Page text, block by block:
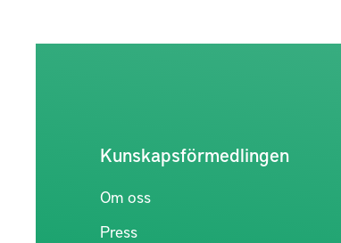
Kunskapsförmedlingen
Om oss
Press